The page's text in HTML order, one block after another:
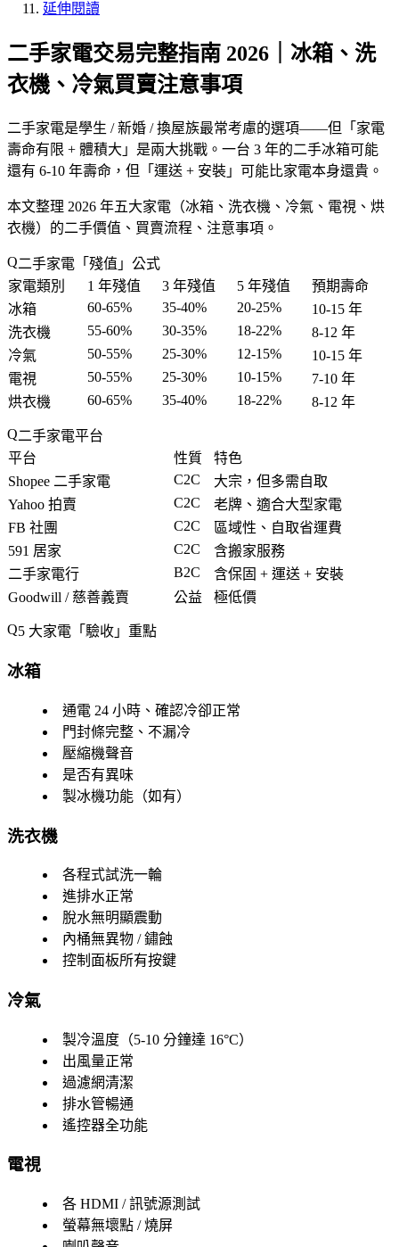
延伸閱讀
二手家電交易完整指南 2026｜冰箱、洗
衣機、冷氣買賣注意事項
二手家電是學生 / 新婚 / 換屋族最常考慮的選項——但「家電
壽命有限 + 體積大」是兩大挑戰。一台 3 年的二手冰箱可能
還有 6-10 年壽命，但「運送 + 安裝」可能比家電本身還貴。
本文整理 2026 年五大家電（冰箱、洗衣機、冷氣、電視、烘
衣機）的二手價值、買賣流程、注意事項。
二手家電「殘值」公式
家電類別
1 年殘值 3 年殘值 5 年殘值
預期壽命
冰箱
60-65% 35-40% 20-25%
10-15 年
洗衣機
55-60% 30-35% 18-22%
8-12 年
冷氣
50-55% 25-30% 12-15%
10-15 年
電視
50-55% 25-30% 10-15%
7-10 年
烘衣機
60-65% 35-40% 18-22% 8-12 年
二手家電平台
平台
性質
特色
Shopee 二手家電
C2C
大宗，但多需自取
Yahoo 拍賣
C2C
老牌、適合大型家電
FB 社團
C2C
區域性、自取省運費
591 居家
C2C
含搬家服務
二手家電行
B2C
含保固 + 運送 + 安裝
Goodwill / 慈善義賣
公益 極低價
5 大家電「驗收」重點
冰箱
通電 24 小時、確認冷卻正常
門封條完整、不漏冷
壓縮機聲音
是否有異味
製冰機功能（如有）
洗衣機
各程式試洗一輪
進排水正常
脫水無明顯震動
內桶無異物 / 鏽蝕
控制面板所有按鍵
冷氣
製冷溫度（5-10 分鐘達 16°C）
出風量正常
過濾網清潔
排水管暢通
遙控器全功能
電視
各 HDMI / 訊號源測試
螢幕無壞點 / 燒屏